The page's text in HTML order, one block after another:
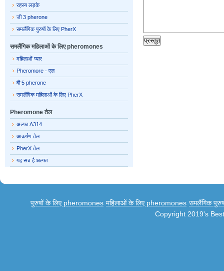
रहस्य लड़के
जी 3 pherone
समलैंगिक पुरुषों के लिए PherX
समलैंगिक महिलाओं के लिए pheromones
महिलाओं प्यार
Pheromore - एल
वी 5 pherone
समलैंगिक महिलाओं के लिए PherX
Pheromone तेल
अल्फा A314
आकर्षण तेल
PherX तेल
यह सच है अल्फा
पुरुषों के लिए pheromones महिलाओं के लिए pheromones समलैंगिक
Copyright 2019's